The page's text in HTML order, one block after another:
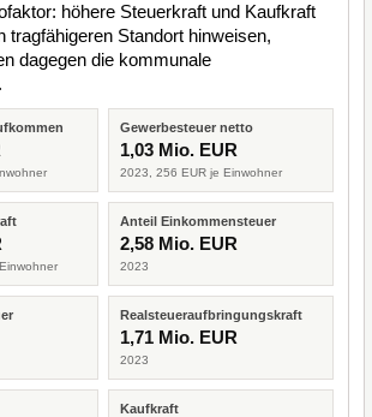
höhere Steuerkraft und Kaufkraft
tragfähigeren Standort hinweisen,
dagegen die kommunale
Gewerbesteuer netto
1,03 Mio. EUR
2023, 256 EUR je Einwohner
Anteil Einkommensteuer
2,58 Mio. EUR
2023
Realsteueraufbringungskraft
1,71 Mio. EUR
2023
Kaufkraft